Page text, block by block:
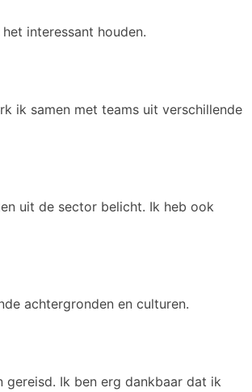
interessant houden.
ik samen met teams uit verschillende
uit de sector belicht. Ik heb ook
achtergronden en culturen.
gereisd. Ik ben erg dankbaar dat ik